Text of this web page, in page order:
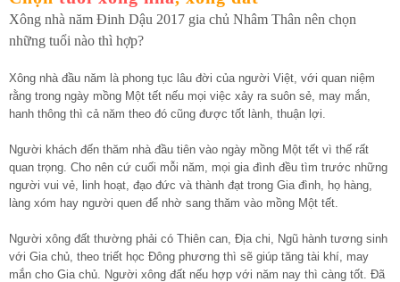
Xông nhà năm Đinh Dậu 2017 gia chủ Nhâm Thân nên chọn
những tuổi nào thì hợp?
Xông nhà đầu năm là phong tục lâu đời của người Việt, với quan niệm
rằng trong ngày mồng Một tết nếu mọi việc xảy ra suôn sẻ, may mắn,
hanh thông thì cả năm theo đó cũng được tốt lành, thuận lợi.
Người khách đến thăm nhà đầu tiên vào ngày mồng Một tết vì thế rất
quan trọng. Cho nên cứ cuối mỗi năm, mọi gia đình đều tìm trước những
người vui vẻ, linh hoạt, đạo đức và thành đạt trong Gia đình, họ hàng,
làng xóm hay người quen để nhờ sang thăm vào mồng Một tết.
Người xông đất thường phải có Thiên can, Địa chi, Ngũ hành tương sinh
với Gia chủ, theo triết học Đông phương thì sẽ giúp tăng tài khí, may
mắn cho Gia chủ. Người xông đất nếu hợp với năm nay thì càng tốt. Đã